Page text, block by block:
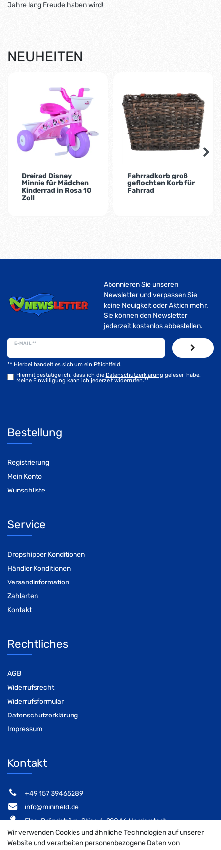
Jahre lang Freude haben wird!
NEUHEITEN
Dreirad Disney
Minnie für Mädchen
Kinderrad in Rosa 10
Zoll
Fahrradkorb groß
geflochten Korb für
Fahrrad
Abonnieren Sie unseren
Newsletter und verpassen Sie
keine Neuigkeit oder Aktion mehr.
Sie können den Newsletter
jederzeit kostenlos abbestellen.
E-MAIL **
Hiermit bestätige ich, dass ich die Daten­schutz­erklärung gelesen habe.
Meine Einwilligung kann ich jederzeit widerrufen.**
** Hierbei handelt es sich um ein Pflichtfeld.
Bestellung
Registrierung
Mein Konto
Wunschliste
Service
Dropshipper Konditionen
Händler Konditionen
Versandinformation
Zahlarten
Kontakt
Rechtliches
AGB
Widerrufsrecht
Widerrufsformular
Datenschutzerklärung
Impressum
Kontakt
‭+49 157 39465289‬
info@miniheld.de
Elsa-Brändström-Stieg 6, 22846 Norderstedt
Wir verwenden Cookies und ähnliche Technologien auf unserer
Website und verarbeiten personenbezogene Daten von